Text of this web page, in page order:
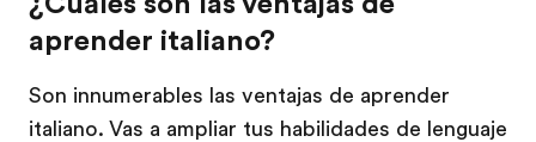
aprender italiano?
Son innumerables las ventajas de aprender
italiano. Vas a ampliar tus habilidades de lenguaje